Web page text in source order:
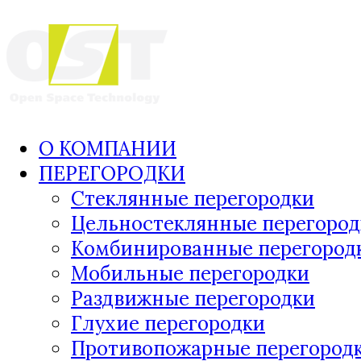
О КОМПАНИИ
ПЕРЕГОРОДКИ
Стеклянные перегородки
Цельностеклянные
Комбинированные
Мобильные перегородки
Раздвижные перегородки
Глухие перегородки
Противопожарные